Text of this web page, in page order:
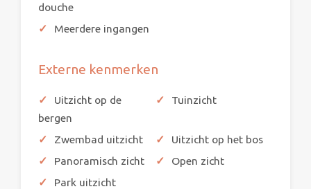
douche
Meerdere ingangen
Externe kenmerken
Uitzicht op de
bergen
Tuinzicht
Zwembad uitzicht
Uitzicht op het bos
Panoramisch zicht
Open zicht
Park uitzicht